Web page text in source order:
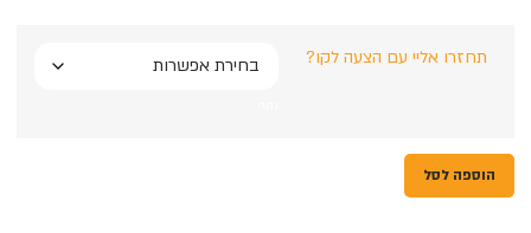
תחזרו אליי עם הצעה לקו?
הוספה לסל